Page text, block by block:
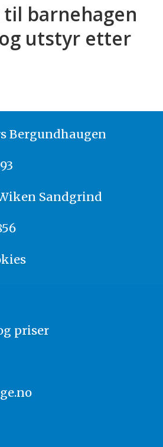
barnehagen
utstyr etter
Bergundhaugen
Sandgrind
priser